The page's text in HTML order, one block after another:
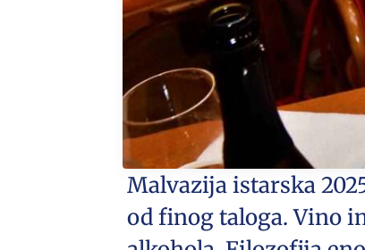
Malvazija istarska
od finog taloga. Vino